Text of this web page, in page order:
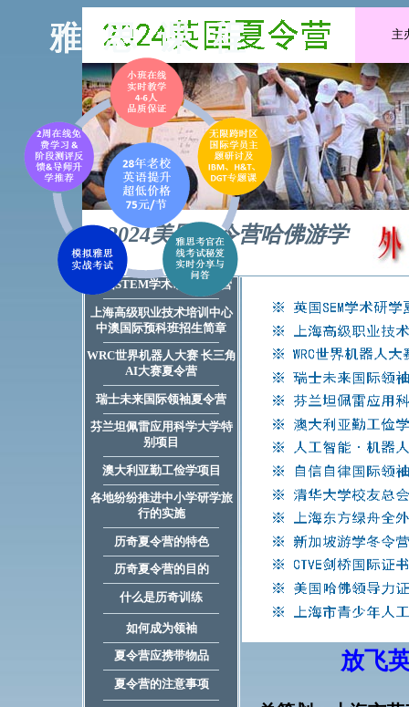
主
2024美国冬令营哈佛游学
英国STEM学术研学夏令营
上海高级职业技术培训中心
中澳国际预科班招生简章
WRC世界机器人大赛 长三角
AI大赛夏令营
瑞士未来国际领袖夏令营
芬兰坦佩雷应用科学大学特
别项目
澳大利亚勤工俭学项目
各地纷纷推进中小学研学旅
行的实施
历奇夏令营的特色
历奇夏令营的目的
什么是历奇训练
如何成为领袖
夏令营应携带物品
夏令营的注意事项
放飞